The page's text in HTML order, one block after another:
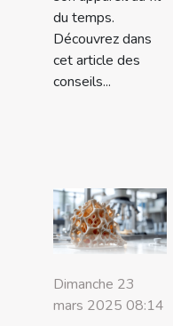
du temps.
Découvrez dans
cet article des
conseils...
Dimanche 23
mars 2025 08:14